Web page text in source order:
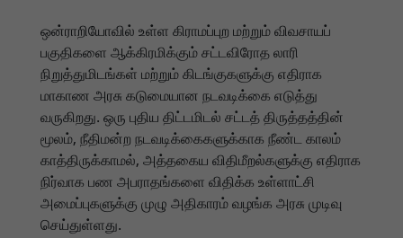
ஒன்ராறியோவில் உள்ள கிராமப்புற மற்றும் விவசாயப்
பகுதிகளை ஆக்கிரமிக்கும் சட்டவிரோத லாரி
நிறுத்துமிடங்கள் மற்றும் கிடங்குகளுக்கு எதிராக
மாகாண அரசு கடுமையான நடவடிக்கை எடுத்து
வருகிறது. ஒரு புதிய திட்டமிடல் சட்டத் திருத்தத்தின்
மூலம், நீதிமன்ற நடவடிக்கைகளுக்காக நீண்ட காலம்
காத்திருக்காமல், அத்தகைய விதிமீறல்களுக்கு எதிராக
நிர்வாக பண அபராதங்களை விதிக்க உள்ளாட்சி
அமைப்புகளுக்கு முழு அதிகாரம் வழங்க அரசு முடிவு
செய்துள்ளது.